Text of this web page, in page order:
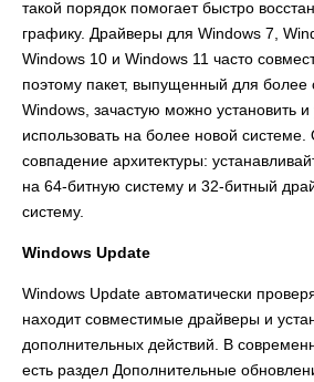
такой порядок помогает быстро
графику. Драйверы для Windows 7,
Windows 10 и Windows 11 часто
поэтому пакет, выпущенный для более
Windows, зачастую можно установить
использовать на более новой
совпадение архитектуры:
на 64-битную систему и 32-битный
систему.
Windows Update
Windows Update автоматически
находит совместимые драйверы и
дополнительных действий. В
есть раздел Дополнительные